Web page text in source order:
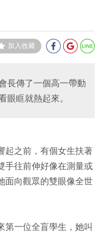
加入收藏
長傳了一個高一帶動
眼眶就熱起來。
起之前，有個女生扶著
手往前伸好像在測量或
面向觀眾的雙眼像全世
第一位全盲學生，她叫